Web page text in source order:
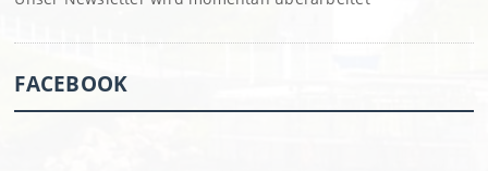
FACEBOOK